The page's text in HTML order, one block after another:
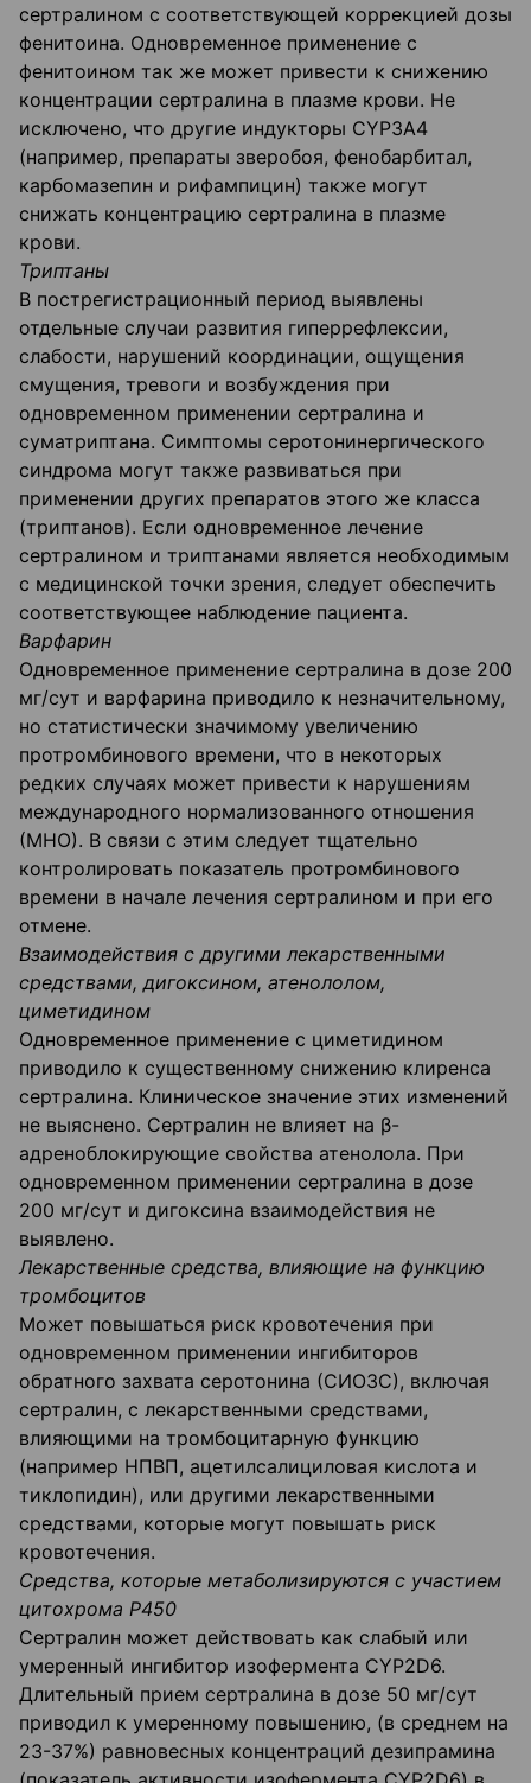
сертралином с соответствующей коррекцией дозы
фенитоина. Одновременное применение с
фенитоином так же может привести к снижению
концентрации сертралина в плазме крови. Не
исключено, что другие индукторы CYP3A4
(например, препараты зверобоя, фенобарбитал,
карбомазепин и рифампицин) также могут
снижать концентрацию сертралина в плазме
крови.
Триптаны
В пострегистрационный период выявлены
отдельные случаи развития гиперрефлексии,
слабости, нарушений координации, ощущения
смущения, тревоги и возбуждения при
одновременном применении сертралина и
суматриптана. Симптомы серотонинергического
синдрома могут также развиваться при
применении других препаратов этого же класса
(триптанов). Если одновременное лечение
сертралином и триптанами является необходимым
с медицинской точки зрения, следует обеспечить
соответствующее наблюдение пациента.
Варфарин
Одновременное применение сертралина в дозе 200
мг/сут и варфарина приводило к незначительному,
но статистически значимому увеличению
протромбинового времени, что в некоторых
редких случаях может привести к нарушениям
международного нормализованного отношения
(МНО). В связи с этим следует тщательно
контролировать показатель протромбинового
времени в начале лечения сертралином и при его
отмене.
Взаимодействия c другими лекарственными
средствами, дигоксином, атенололом,
циметидином
Одновременное применение с циметидином
приводило к существенному снижению клиренса
сертралина. Клиническое значение этих изменений
не выяснено. Сертралин не влияет на β-
адреноблокирующие свойства атенолола. При
одновременном применении сертралина в дозе
200 мг/сут и дигоксина взаимодействия не
выявлено.
Лекарственные средства, влияющие на функцию
тромбоцитов
Может повышаться риск кровотечения при
одновременном применении ингибиторов
обратного захвата серотонина (СИОЗС), включая
сертралин, с лекарственными средствами,
влияющими на тромбоцитарную функцию
(например НПВП, ацетилсалициловая кислота и
тиклопидин), или другими лекарственными
средствами, которые могут повышать риск
кровотечения.
Средства, которые метаболизируются с участием
цитохрома Р450
Сертралин может действовать как слабый или
умеренный ингибитор изофермента CYP2D6.
Длительный прием сертралина в дозе 50 мг/сут
приводил к умеренному повышению, (в среднем на
23-37%) равновесных концентраций дезипрамина